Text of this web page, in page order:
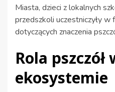
Miasta, dzieci z lokalnych
przedszkoli uczestniczyły w
dotyczących znaczenia
Rola pszczół
ekosystemie